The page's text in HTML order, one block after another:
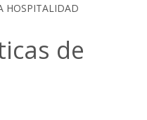
HOSPITALIDAD
de